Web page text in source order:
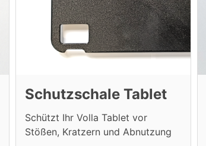
Schutzschale Tablet
Schützt Ihr Volla Tablet vor
Stößen, Kratzern und Abnutzung